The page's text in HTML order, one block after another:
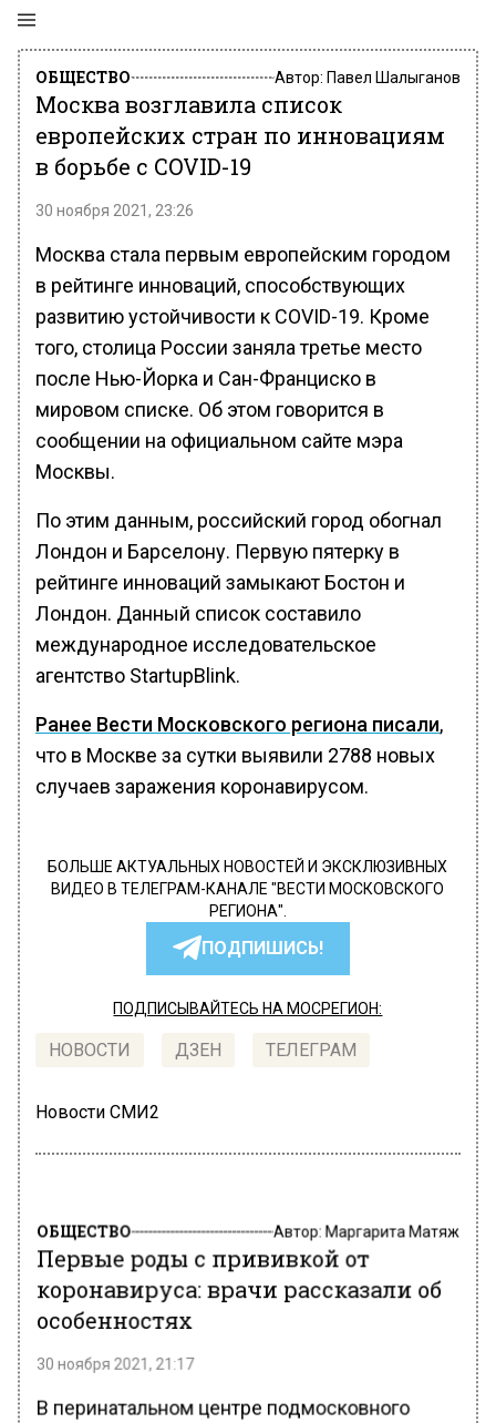
ОБЩЕСТВО Автор: Павел Шалыганов
Москва возглавила список
европейских стран по инновациям
в борьбе с COVID-19
30 ноября 2021, 23:26
Москва стала первым европейским городом
в рейтинге инноваций, способствующих
развитию устойчивости к COVID-19. Кроме
того, столица России заняла третье место
после Нью-Йорка и Сан-Франциско в
мировом списке. Об этом говорится в
сообщении на официальном сайте мэра
Москвы.
По этим данным, российский город обогнал
Лондон и Барселону. Первую пятерку в
рейтинге инноваций замыкают Бостон и
Лондон. Данный список составило
международное исследовательское
агентство StartupBlink.
Ранее Вести Московского региона писали,
что в Москве за сутки выявили 2788 новых
случаев заражения коронавирусом.
БОЛЬШЕ АКТУАЛЬНЫХ НОВОСТЕЙ И ЭКСКЛЮЗИВНЫХ
ВИДЕО В ТЕЛЕГРАМ-КАНАЛЕ "ВЕСТИ МОСКОВСКОГО
РЕГИОНА".
ПОДПИШИСЬ!
ПОДПИСЫВАЙТЕСЬ НА МОСРЕГИОН:
НОВОСТИ ДЗЕН ТЕЛЕГРАМ
Новости СМИ2
ОБЩЕСТВО Автор: Маргарита Матяж
Первые роды с прививкой от
коронавируса: врачи рассказали об
особенностях
30 ноября 2021, 21:17
В перинатальном центре подмосковного